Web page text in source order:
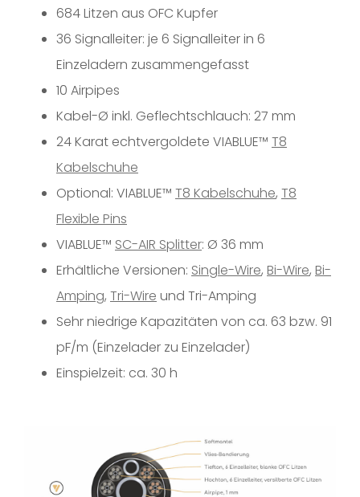
684 Litzen aus OFC Kupfer
36 Signalleiter: je 6 Signalleiter in 6
Einzeladern zusammengefasst
10 Airpipes
Kabel-Ø inkl. Geflechtschlauch: 27 mm
24 Karat echtvergoldete VIABLUE™ T8
Kabelschuhe
Optional: VIABLUE™ T8 Kabelschuhe, T8
Flexible Pins
VIABLUE™ SC-AIR Splitter: Ø 36 mm
Erhältliche Versionen: Single-Wire, Bi-Wire, Bi-
Amping, Tri-Wire und Tri-Amping
Sehr niedrige Kapazitäten von ca. 63 bzw. 91
pF/m (Einzelader zu Einzelader)
Einspielzeit: ca. 30 h